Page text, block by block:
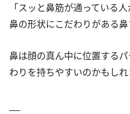
「スッと鼻筋が通っている
鼻の形状にこだわりがある鼻
鼻は顔の真ん中に位置する
わりを持ちやすいのかもしれ